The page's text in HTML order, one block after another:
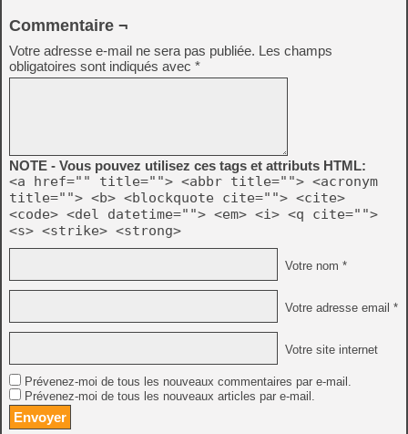
Commentaire ¬
Votre adresse e-mail ne sera pas publiée. Les champs
obligatoires sont indiqués avec *
NOTE - Vous pouvez utilisez ces tags et attributs HTML:
<a href="" title=""> <abbr title=""> <acronym
title=""> <b> <blockquote cite=""> <cite>
<code> <del datetime=""> <em> <i> <q cite="">
<s> <strike> <strong>
Votre nom *
Votre adresse email *
Votre site internet
Prévenez-moi de tous les nouveaux commentaires par e-mail.
Prévenez-moi de tous les nouveaux articles par e-mail.